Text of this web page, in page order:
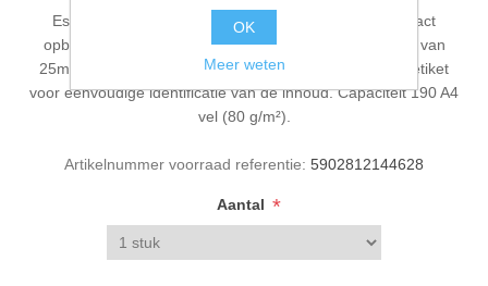
Esselte PP ringband in standaard kleuren voor compact
opbergen van geperforeerde documenten. 4 O-ringen van
25mm. Insteektas op rug met vervangbaar kartonnen etiket
voor eenvoudige identificatie van de inhoud. Capaciteit 190 A4
vel (80 g/m²).
Artikelnummer voorraad referentie: 5902812144628
Aantal *
OK
Meer weten